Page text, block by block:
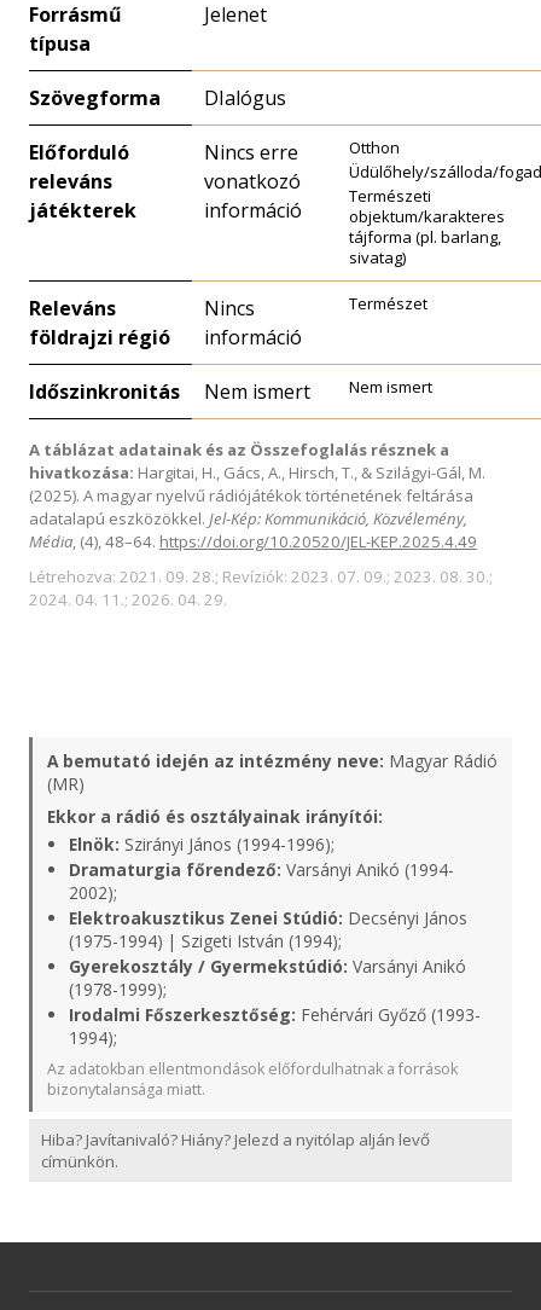
Forrásmű
típusa
Jelenet
Szövegforma DIalógus
Előforduló
releváns
játékterek
Nincs erre
vonatkozó
információ
Otthon
Üdülőhely/szálloda/
Természeti
objektum/karakteres
tájforma (pl. barlang,
sivatag)
Releváns
földrajzi régió
Nincs
információ
Természet
Időszinkronitás Nem ismert Nem ismert
A táblázat adatainak és az Összefoglalás résznek a
hivatkozása: Hargitai, H., Gács, A., Hirsch, T., & Szilágyi-Gál, M.
(2025). A magyar nyelvű rádiójátékok történetének feltárása
adatalapú eszközökkel. Jel-Kép: Kommunikáció, Közvélemény,
Média, (4), 48–64. https://doi.org/10.20520/JEL-KEP.2025.4.49
Létrehozva: 2021. 09. 28.; Revíziók: 2023. 07. 09.; 2023. 08. 30.;
2024. 04. 11.; 2026. 04. 29.
A bemutató idején az intézmény neve: Magyar Rádió
(MR)
Ekkor a rádió és osztályainak irányítói:
Elnök: Szirányi János (1994-1996);
Dramaturgia főrendező: Varsányi Anikó (1994-
2002);
Elektroakusztikus Zenei Stúdió: Decsényi János
(1975-1994) | Szigeti István (1994);
Gyerekosztály / Gyermekstúdió: Varsányi Anikó
(1978-1999);
Irodalmi Főszerkesztőség: Fehérvári Győző (1993-
1994);
Az adatokban ellentmondások előfordulhatnak a források
bizonytalansága miatt.
Hiba? Javítanivaló? Hiány? Jelezd a nyitólap alján levő
címünkön.